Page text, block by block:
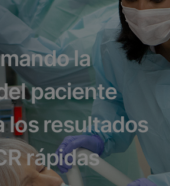
la
paciente
los resultados
rápidas